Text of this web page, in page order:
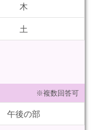
木
土
※複数回答可
午後の部